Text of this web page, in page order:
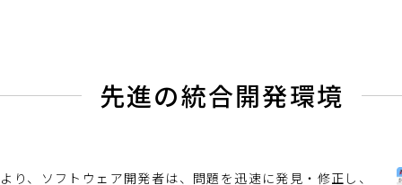
先進の統合開発環境
り、ソフトウェア開発者は、問題を迅速に発見・修正し、